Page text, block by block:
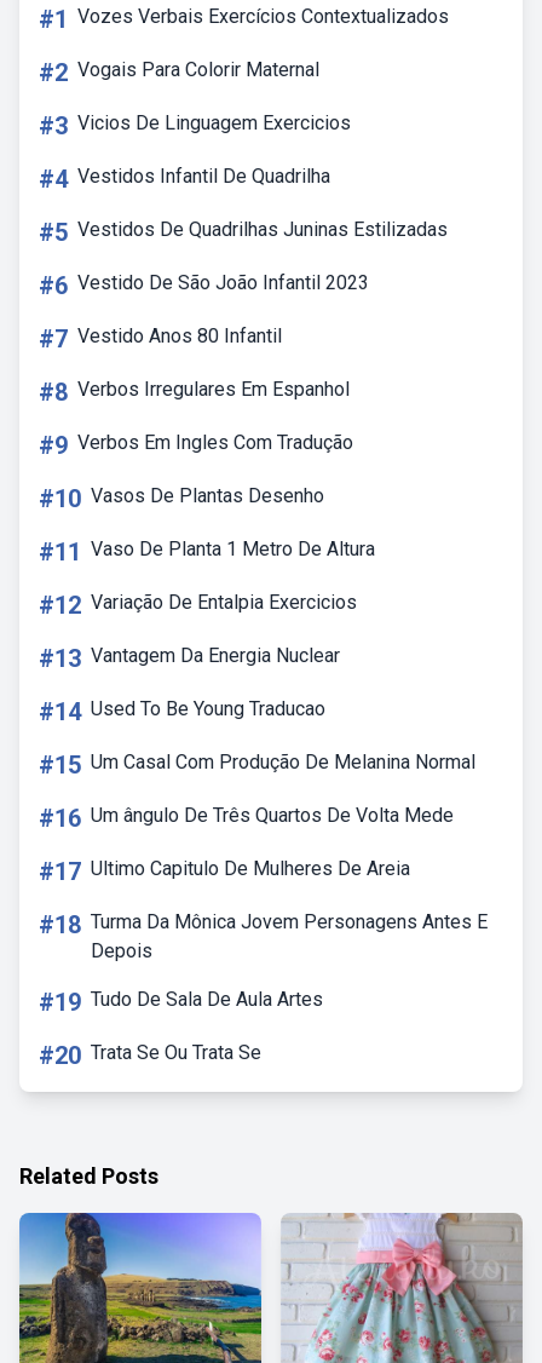
#1 Vozes Verbais Exercícios Contextualizados
#2 Vogais Para Colorir Maternal
#3 Vicios De Linguagem Exercicios
#4 Vestidos Infantil De Quadrilha
#5 Vestidos De Quadrilhas Juninas Estilizadas
#6 Vestido De São João Infantil 2023
#7 Vestido Anos 80 Infantil
#8 Verbos Irregulares Em Espanhol
#9 Verbos Em Ingles Com Tradução
#10 Vasos De Plantas Desenho
#11 Vaso De Planta 1 Metro De Altura
#12 Variação De Entalpia Exercicios
#13 Vantagem Da Energia Nuclear
#14 Used To Be Young Traducao
#15 Um Casal Com Produção De Melanina Normal
#16 Um ângulo De Três Quartos De Volta Mede
#17 Ultimo Capitulo De Mulheres De Areia
#18 Turma Da Mônica Jovem Personagens Antes E
Depois
#19 Tudo De Sala De Aula Artes
#20 Trata Se Ou Trata Se
Related Posts